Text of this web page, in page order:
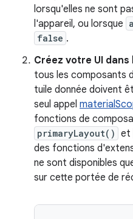
lorsqu'elles ne sont
l'appareil, ou lorsque
false .
Créez votre UI
tous les composants
tuile donnée doivent
seul appel
fonctions de
primaryLayout() et
des fonctions
ne sont disponibles
sur cette portée de